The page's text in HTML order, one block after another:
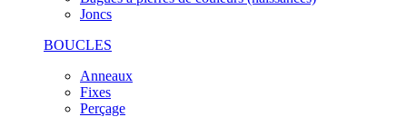
Joncs
BOUCLES
Anneaux
Fixes
Perçage